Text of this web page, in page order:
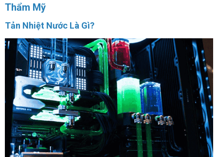
Thẩm Mỹ
Tản Nhiệt Nước Là Gì?